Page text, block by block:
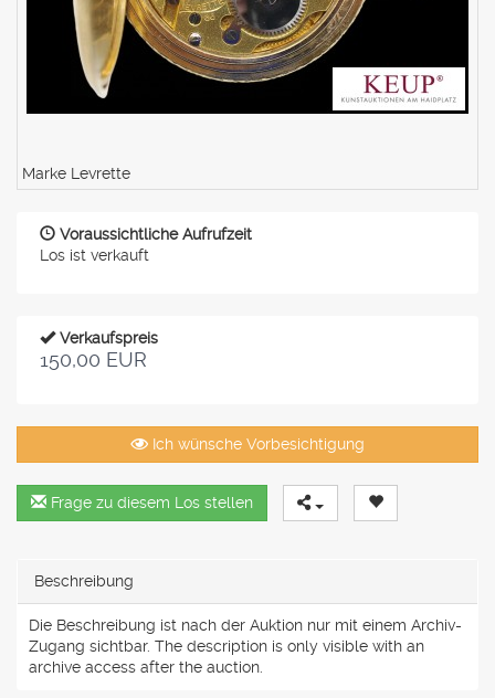
Marke Levrette
Voraussichtliche Aufrufzeit
Los ist verkauft
Verkaufspreis
150,00 EUR
Ich wünsche Vorbesichtigung
Frage zu diesem Los stellen
Beschreibung
Die Beschreibung ist nach der Auktion nur mit einem Archiv-
Zugang sichtbar. The description is only visible with an
archive access after the auction.